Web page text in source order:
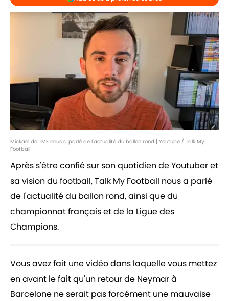
Mickaël de TMF nous a parlé de l'actualité du ballon rond | Youtube / Talk My
Football
Après s'être confié sur son quotidien de Youtuber et
sa vision du football, Talk My Football nous a parlé
de l'actualité du ballon rond, ainsi que du
championnat français et de la Ligue des
Champions.
Vous avez fait une vidéo dans laquelle vous mettez
en avant le fait qu'un retour de Neymar à
Barcelone ne serait pas forcément une mauvaise